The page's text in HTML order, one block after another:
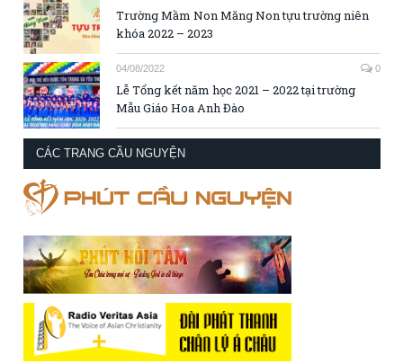
Trường Mầm Non Măng Non tựu trường niên
khóa 2022 – 2023
04/08/2022 0
Lễ Tổng kết năm học 2021 – 2022 tại trường
Mẫu Giáo Hoa Anh Đào
CÁC TRANG CẦU NGUYỆN